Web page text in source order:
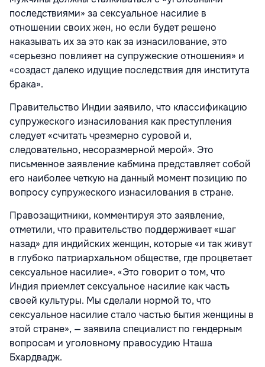
последствиями» за сексуальное насилие в
отношении своих жен, но если будет решено
наказывать их за это как за изнасилование, это
«серьезно повлияет на супружеские отношения» и
«создаст далеко идущие последствия для института
брака».
Правительство Индии заявило, что классификацию
супружеского изнасилования как преступления
следует «считать чрезмерно суровой и,
следовательно, несоразмерной мерой». Это
письменное заявление кабмина представляет собой
его наиболее четкую на данный момент позицию по
вопросу супружеского изнасилования в стране.
Правозащитники, комментируя это заявление,
отметили, что правительство поддерживает «шаг
назад» для индийских женщин, которые «и так живут
в глубоко патриархальном обществе, где процветает
сексуальное насилие». «Это говорит о том, что
Индия приемлет сексуальное насилие как часть
своей культуры. Мы сделали нормой то, что
сексуальное насилие стало частью бытия женщины в
этой стране», — заявила специалист по гендерным
вопросам и уголовному правосудию Нташа
Бхардвадж.